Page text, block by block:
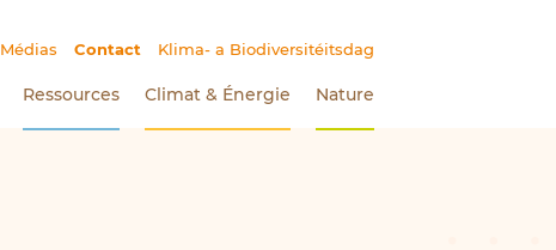
Médias Contact (Section actuelle)
Klima- a Biodiversitéitsdag
Ressources Climat & Énergie Nature